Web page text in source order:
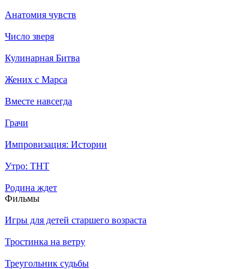
Анатомия чувств
Число зверя
Кулинарная Битва
Жених с Марса
Вместе навсегда
Грачи
Импровизация: Истории
Утро: ТНТ
Родина ждет
Филь­мы
Игры для детей старшего возраста
Тростинка на ветру
Треугольник судьбы